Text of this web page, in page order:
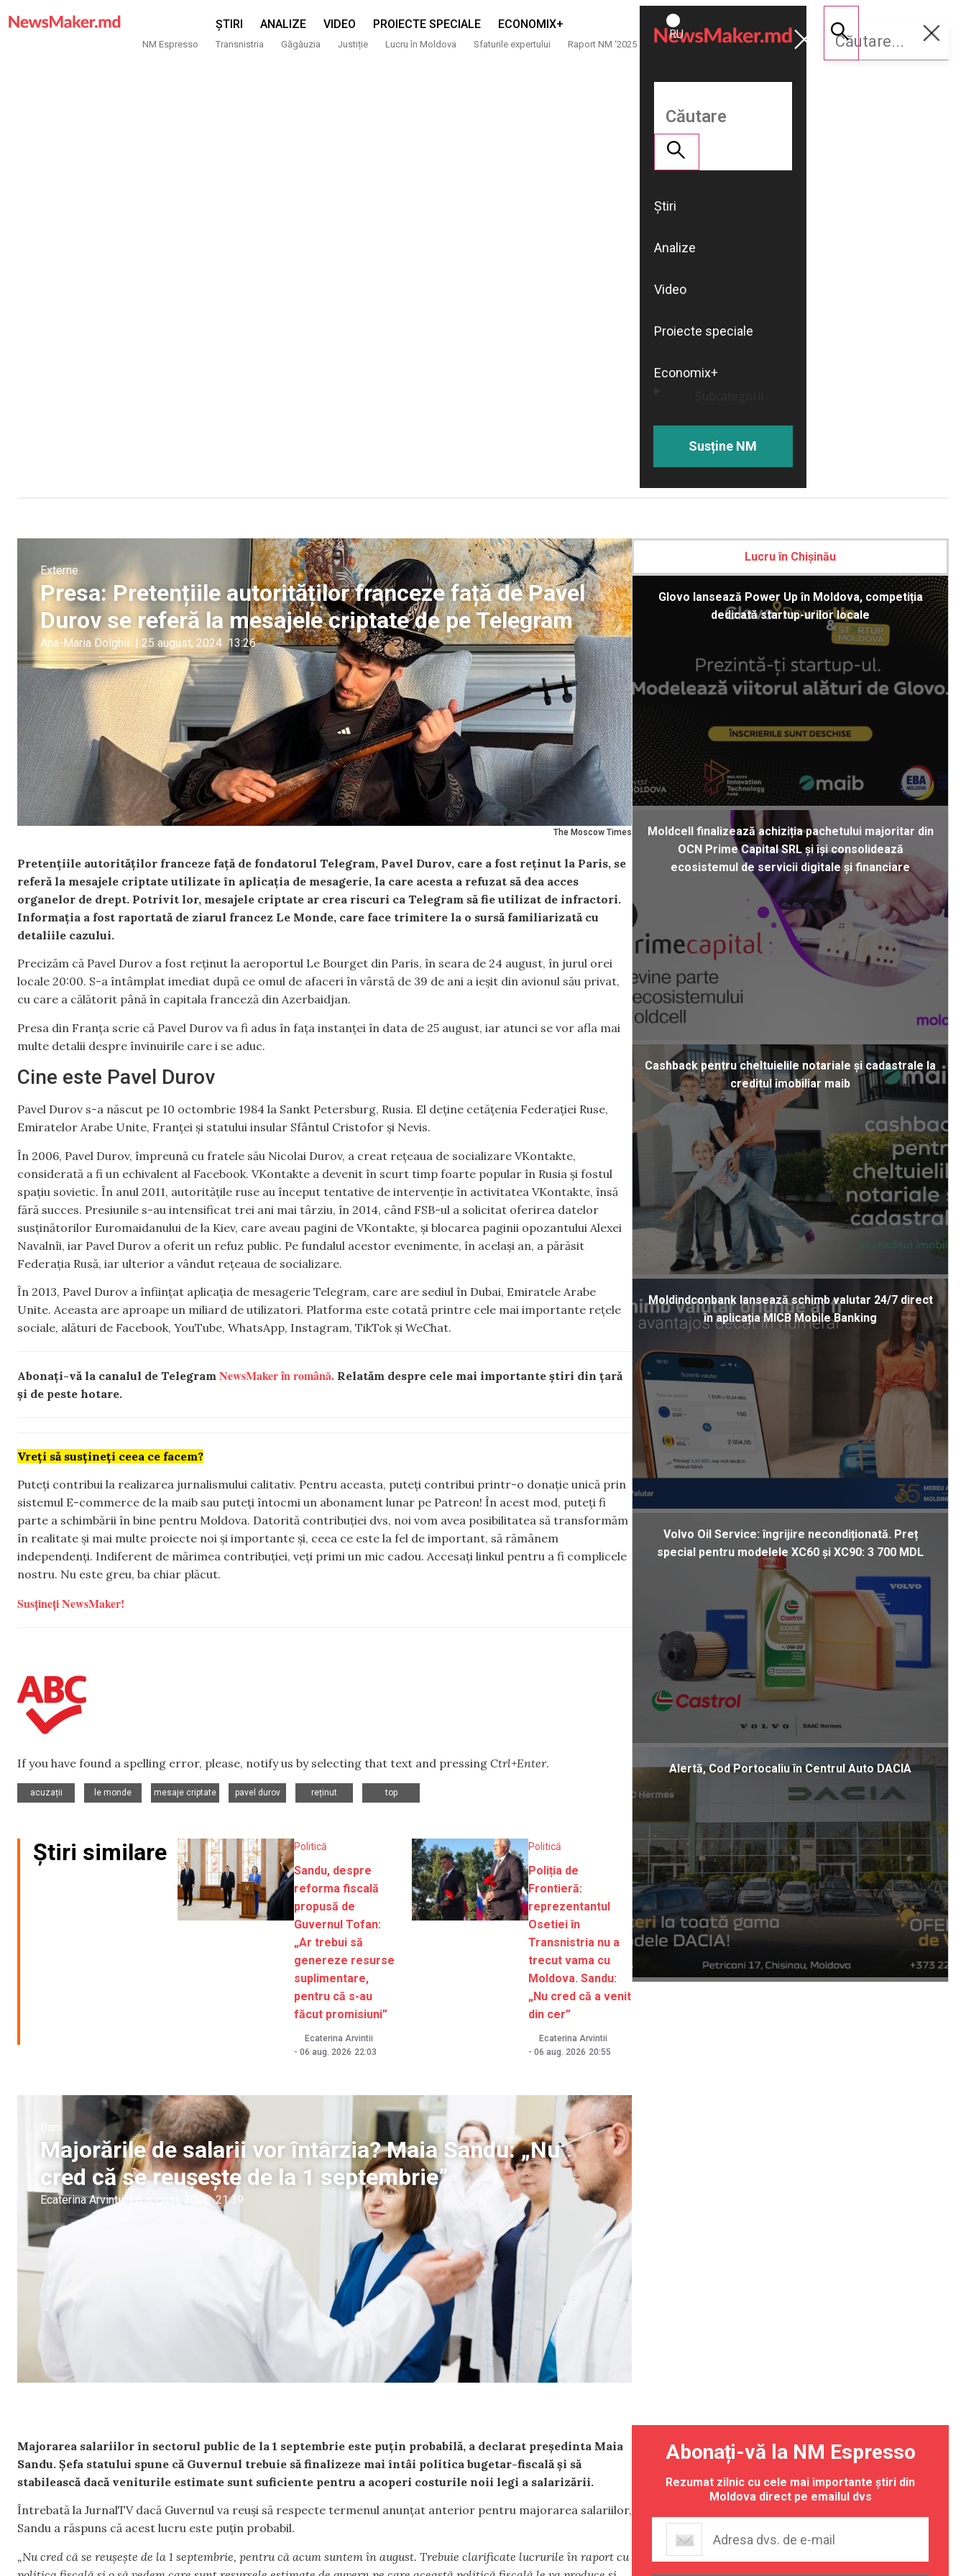
ȘTIRI ANALIZE VIDEO PROIECTE SPECIALE ECONOMIX+
NM Espresso Transnistria Găgăuzia Justiție Lucru în Moldova Sfaturile expertului Raport NM ‘2025
ROMÂNĂ
RU
Susține
NM
Știri
Analize
Video
Proiecte speciale
Economix+
Susține NM
The Moscow Times
Externe
Presa: Pretențiile autorităților franceze față de Pavel
Durov se referă la mesajele criptate de pe Telegram
Ana-Maria Dolghii | 25 august, 2024 13:26
Pretențiile autorităților franceze față de fondatorul Telegram, Pavel Durov, care a fost reținut la Paris, se
referă la mesajele criptate utilizate în aplicația de mesagerie, la care acesta a refuzat să dea acces
organelor de drept. Potrivit lor, mesajele criptate ar crea riscuri ca Telegram să fie utilizat de infractori.
Informația a fost raportată de ziarul francez Le Monde, care face trimitere la o sursă familiarizată cu
detaliile cazului.
Precizăm că Pavel Durov a fost reținut la aeroportul Le Bourget din Paris, în seara de 24 august, în jurul orei
locale 20:00. S-a întâmplat imediat după ce omul de afaceri în vârstă de 39 de ani a ieșit din avionul său privat,
cu care a călătorit până în capitala franceză din Azerbaidjan.
Presa din Franța scrie că Pavel Durov va fi adus în fața instanței în data de 25 august, iar atunci se vor afla mai
multe detalii despre învinuirile care i se aduc.
Cine este Pavel Durov
Pavel Durov s-a născut pe 10 octombrie 1984 la Sankt Petersburg, Rusia. El deține cetățenia Federației Ruse,
Emiratelor Arabe Unite, Franței și statului insular Sfântul Cristofor și Nevis.
În 2006, Pavel Durov, împreună cu fratele său Nicolai Durov, a creat rețeaua de socializare VKontakte,
considerată a fi un echivalent al Facebook. VKontakte a devenit în scurt timp foarte popular în Rusia și fostul
spațiu sovietic. În anul 2011, autoritățile ruse au început tentative de intervenție în activitatea VKontakte, însă
fără succes. Presiunile s-au intensificat trei ani mai târziu, în 2014, când FSB-ul a solicitat oferirea datelor
susținătorilor Euromaidanului de la Kiev, care aveau pagini de VKontakte, și blocarea paginii opozantului Alexei
Navalnîi, iar Pavel Durov a oferit un refuz public. Pe fundalul acestor evenimente, în același an, a părăsit
Federația Rusă, iar ulterior a vândut rețeaua de socializare.
În 2013, Pavel Durov a înființat aplicația de mesagerie Telegram, care are sediul în Dubai, Emiratele Arabe
Unite. Aceasta are aproape un miliard de utilizatori. Platforma este cotată printre cele mai importante rețele
sociale, alături de Facebook, YouTube, WhatsApp, Instagram, TikTok și WeChat.
Abonați-vă la canalul de Telegram NewsMaker în română. Relatăm despre cele mai importante știri din țară
și de peste hotare.
Vreți să susțineți ceea ce facem?
Puteți contribui la realizarea jurnalismului calitativ. Pentru aceasta, puteți contribui printr-o donație unică prin
sistemul E-commerce de la maib sau puteți întocmi un abonament lunar pe Patreon! În acest mod, puteți fi
parte a schimbării în bine pentru Moldova. Datorită contribuției dvs, noi vom avea posibilitatea să transformăm
în realitate și mai multe proiecte noi și importante și, ceea ce este la fel de important, să rămânem
independenți. Indiferent de mărimea contribuției, veți primi un mic cadou. Accesați linkul pentru a fi complicele
nostru. Nu este greu, ba chiar plăcut.
Susțineți NewsMaker!
If you have found a spelling error, please, notify us by selecting that text and pressing Ctrl+Enter.
acuzații
le monde
mesaje criptate
pavel durov
reținut
top
Știri similare Politică
Sandu, despre
reforma fiscală
propusă de
Guvernul Tofan:
„Ar trebui să
genereze resurse
suplimentare,
pentru că s-au
făcut promisiuni”
Ecaterina Arvintii
- 06 aug. 2026 22:03
Politică
Poliția de
Frontieră:
reprezentantul
Osetiei în
Transnistria nu a
trecut vama cu
Moldova. Sandu:
„Nu cred că a venit
din cer”
Ecaterina Arvintii
- 06 aug. 2026 20:55
Majorările de salarii vor întârzia? Maia Sandu: „Nu
cred că se reușește de la 1 septembrie”
Ecaterina Arvintii 6 august, 2026 21:39
Majorarea salariilor în sectorul public de la 1 septembrie este puțin probabilă, a declarat președinta Maia
Sandu. Șefa statului spune că Guvernul trebuie să finalizeze mai întâi politica bugetar-fiscală și să
stabilească dacă veniturile estimate sunt suficiente pentru a acoperi costurile noii legi a salarizării.
Întrebată la JurnalTV dacă Guvernul va reuși să respecte termenul anunțat anterior pentru majorarea salariilor,
Sandu a răspuns că acest lucru este puțin probabil.
„Nu cred că se reușește de la 1 septembrie, pentru că acum suntem în august. Trebuie clarificate lucrurile în raport cu
Lucru în Chișinău
Glovo lansează Power Up în Moldova, competiția
dedicată startup-urilor locale
Moldcell finalizează achiziția pachetului majoritar din
OCN Prime Capital SRL și își consolidează
ecosistemul de servicii digitale și financiare
Cashback pentru cheltuielile notariale și cadastrale la
creditul imobiliar maib
Moldindconbank lansează schimb valutar 24/7 direct
în aplicația MICB Mobile Banking
Volvo Oil Service: îngrijire necondiționată. Preț
special pentru modelele XC60 și XC90: 3 700 MDL
Alertă, Cod Portocaliu în Centrul Auto DACIA
Abonați-vă la NM Espresso
Rezumat zilnic cu cele mai importante știri din
Moldova direct pe emailul dvs